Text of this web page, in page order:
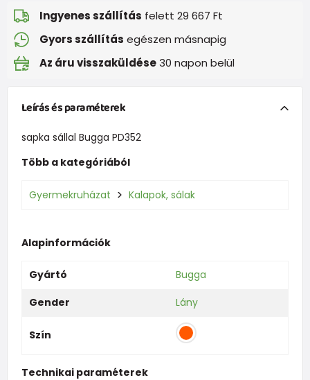
Ingyenes szállítás felett 29 667 Ft
Gyors szállítás egészen másnapig
Az áru visszaküldése30 napon belül
Leírás és paraméterek
sapka sállal Bugga PD352
Több a kategóriából
Gyermekruházat Kalapok, sálak
Alapinformációk
Gyártó
Bugga
Gender
Lány
Szín
Technikai paraméterek